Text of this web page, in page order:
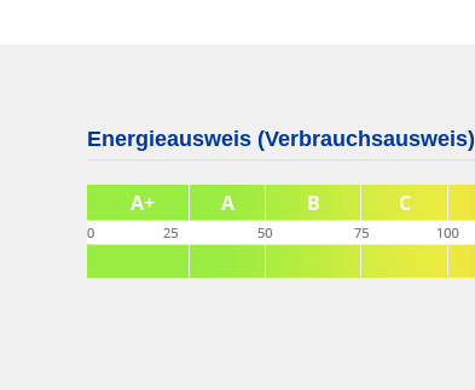
Energieausweis (Verbrauchsausweis)